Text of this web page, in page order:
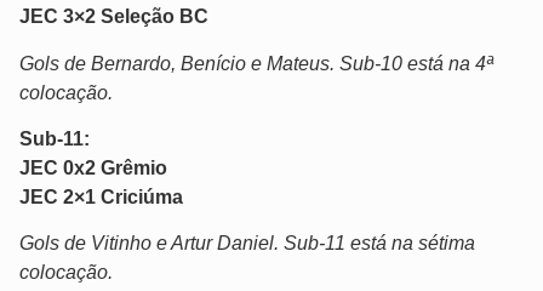
JEC 3×2 Seleção BC
Gols de Bernardo, Benício e Mateus. Sub-10 está na 4ª
colocação.
Sub-11:
JEC 0x2 Grêmio
JEC 2×1 Criciúma
Gols de Vitinho e Artur Daniel. Sub-11 está na sétima
colocação.